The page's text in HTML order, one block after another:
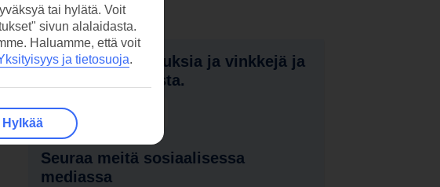
Vastaanota tarjouksia ja vinkkejä ja
tietoja uutuuksista.
Tilaa uutiskirje
Seuraa meitä sosiaalisessa
mediassa
tai hylätä. Voit
sivun alalaidasta.
Haluamme, että voit
ja tietosuoja.
Hylkää